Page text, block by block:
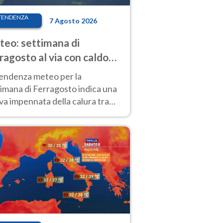
7 Agosto 2026
settimana di
al via con caldo
e qualche temporale
meteo per la
di Ferragosto indica una
impennata della calura tra
al Nord.